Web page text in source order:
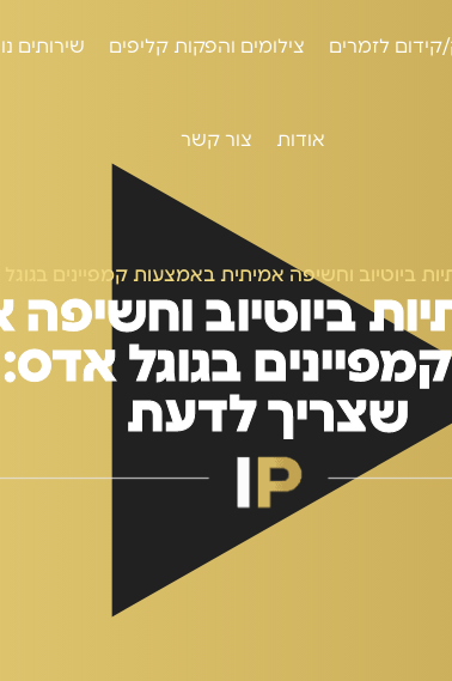
קידום לזמרים צילומים והפקות קליפים שירותים
אודות צור קשר
ביוטיוב וחשיפה אמיתית באמצעות קמפיינים
ביוטיוב
בגוגל
שצריך לדעת